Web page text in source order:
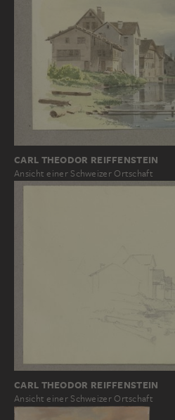
CARL THEODOR REIFFENSTEIN
Ansicht einer Schweizer Ortschaft
CARL THEODOR REIFFENSTEIN
Ansicht einer Schweizer Ortschaft